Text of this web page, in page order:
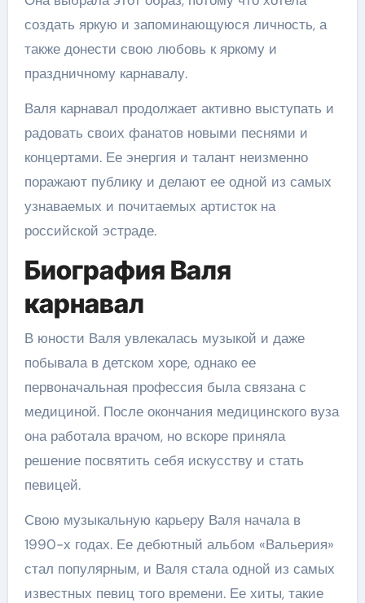
создать яркую и запоминающуюся личность, а
также донести свою любовь к яркому и
праздничному карнавалу.
Валя карнавал продолжает активно выступать и
радовать своих фанатов новыми песнями и
концертами. Ее энергия и талант неизменно
поражают публику и делают ее одной из самых
узнаваемых и почитаемых артисток на
российской эстраде.
Биография Валя
карнавал
В юности Валя увлекалась музыкой и даже
побывала в детском хоре, однако ее
первоначальная профессия была связана с
медициной. После окончания медицинского вуза
она работала врачом, но вскоре приняла
решение посвятить себя искусству и стать
певицей.
Свою музыкальную карьеру Валя начала в
1990-х годах. Ее дебютный альбом «Вальерия»
стал популярным, и Валя стала одной из самых
известных певиц того времени. Ее хиты, такие